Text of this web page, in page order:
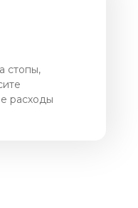
стопы,
расходы